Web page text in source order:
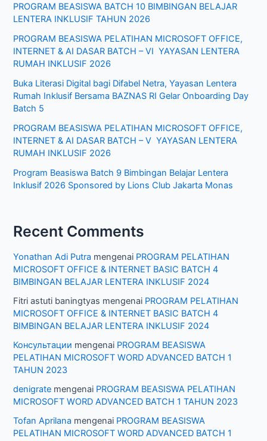
PROGRAM BEASISWA BATCH 10 BIMBINGAN BELAJAR
LENTERA INKLUSIF TAHUN 2026
PROGRAM BEASISWA PELATIHAN MICROSOFT OFFICE,
INTERNET & AI DASAR BATCH – VI YAYASAN LENTERA
RUMAH INKLUSIF 2026
Buka Literasi Digital bagi Difabel Netra, Yayasan Lentera
Rumah Inklusif Bersama BAZNAS RI Gelar Onboarding Day
Batch 5
PROGRAM BEASISWA PELATIHAN MICROSOFT OFFICE,
INTERNET & AI DASAR BATCH – V YAYASAN LENTERA
RUMAH INKLUSIF 2026
Program Beasiswa Batch 9 Bimbingan Belajar Lentera
Inklusif 2026 Sponsored by Lions Club Jakarta Monas
Recent Comments
Yonathan Adi Putra mengenai PROGRAM PELATIHAN
MICROSOFT OFFICE & INTERNET BASIC BATCH 4
BIMBINGAN BELAJAR LENTERA INKLUSIF 2024
Fitri astuti baningtyas mengenai PROGRAM PELATIHAN
MICROSOFT OFFICE & INTERNET BASIC BATCH 4
BIMBINGAN BELAJAR LENTERA INKLUSIF 2024
Консультации mengenai PROGRAM BEASISWA
PELATIHAN MICROSOFT WORD ADVANCED BATCH 1
TAHUN 2023
denigrate mengenai PROGRAM BEASISWA PELATIHAN
MICROSOFT WORD ADVANCED BATCH 1 TAHUN 2023
Tofan Aprilana mengenai PROGRAM BEASISWA
PELATIHAN MICROSOFT WORD ADVANCED BATCH 1